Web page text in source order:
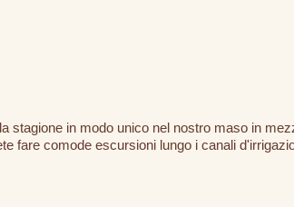
in modo unico nel nostro maso in
fare comode escursioni lungo i canali